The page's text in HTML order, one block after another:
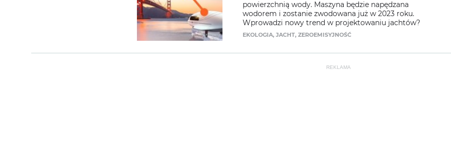
powierzchnią wody. Maszyna będzie napędzana
wodorem i zostanie zwodowana już w 2023 roku.
Wprowadzi nowy trend w projektowaniu jachtów?
EKOLOGIA, JACHT, ZEROEMISYJNOŚĆ
REKLAMA